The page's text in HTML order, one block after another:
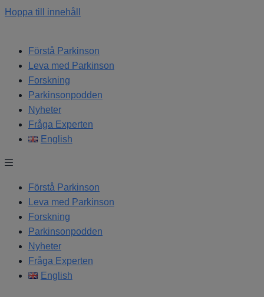
Hoppa till innehåll
Förstå Parkinson
Leva med Parkinson
Forskning
Parkinsonpodden
Nyheter
Fråga Experten
English
Förstå Parkinson
Leva med Parkinson
Forskning
Parkinsonpodden
Nyheter
Fråga Experten
English